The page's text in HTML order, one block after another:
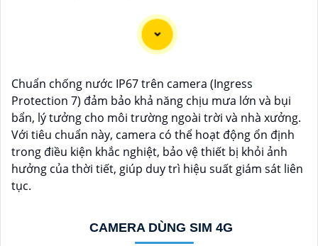
ninh hiệu quả và thân thiện với môi trường, camera
hoạt động độc lập, không cần dây điện, phù hợp cho
các khu vực khó kéo nguồn. Sử dụng năng lượng mặt
trời giúp tiết kiệm chi phí điện năng và bảo vệ môi
trường. Camera được trang bị các tính năng Thông
Minh như ghi hình Full HD, quan sát ban đêm và phát
hiện chuyển động. Đây là lựa chọn lý tưởng để giám
Chuẩn chống nước IP67 trên camera (Ingress
Protection 7) đảm bảo khả năng chịu mưa lớn và bụi
bẩn, lý tưởng cho môi trường ngoài trời và nhà xưởng.
Với tiêu chuẩn này, camera có thể hoạt động ổn định
trong điều kiện khắc nghiệt, bảo vệ thiết bị khỏi ảnh
hưởng của thời tiết, giúp duy trì hiệu suất giám sát liên
tục.
CAMERA DÙNG SIM 4G